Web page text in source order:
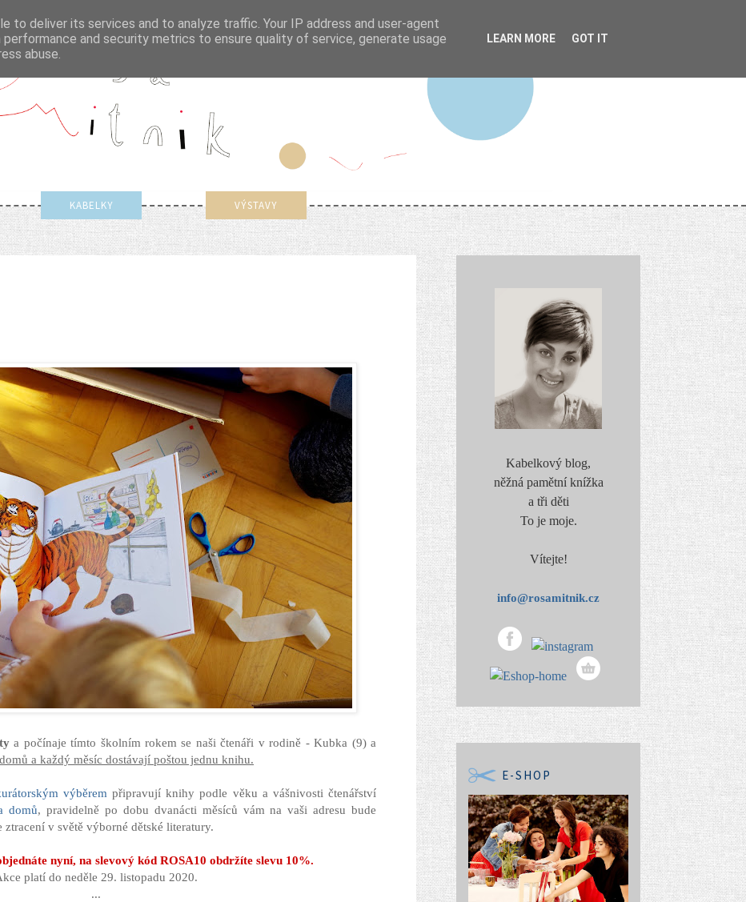
KABELKY VÝSTAVY
a počínaje tímto školním rokem se naši čtenáři v rodině - Kubka (9) a
a každý měsíc dostávají poštou jednu knihu.
výběrem připravují knihy podle věku a vášnivosti čtenářství
domů, pravidelně po dobu dvanácti měsíců vám na vaši adresu bude
v světě výborné dětské literatury.
nyní, na slevový kód ROSA10 obdržíte slevu 10%.
platí do neděle 29. listopadu 2020.
...
Kabelkový blog,
něžná pamětní knížka
a tři děti
To je moje.
Vítejte!
info@rosamitnik.cz
E-SHOP
to deliver its services and to analyze traffic. Your IP address and user-agent
and security metrics to ensure quality of service, generate usage
abuse.
LEARN MORE GOT IT